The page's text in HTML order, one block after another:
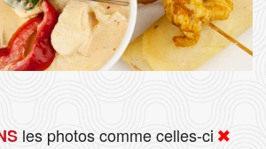
les photos comme celles-ci